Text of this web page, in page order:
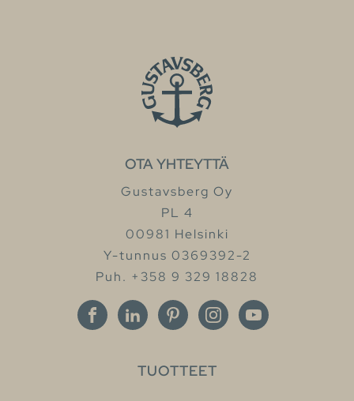
OTA YHTEYTTÄ
Gustavsberg Oy
PL 4
00981 Helsinki
Y-tunnus 0369392-2
Puh. +358 9 329 18828
TUOTTEET